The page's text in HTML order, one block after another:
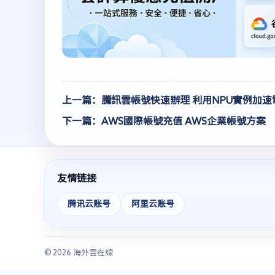
上一篇：騰訊雲帳號快速辦理 利用NPU實例加
下一篇：AWS國際帳號充值 AWS企業帳號方案
友情链接
腾讯云账号 阿里云账号
© 2026 海外雲在線